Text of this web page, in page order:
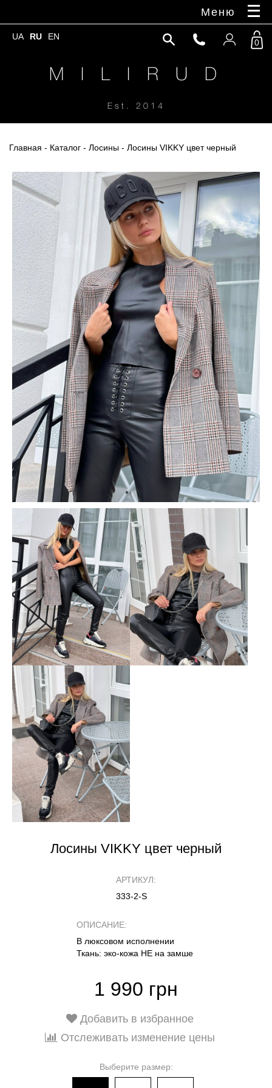
Меню
UA RU EN
M I L I R U D
Est. 2014
0
Главная - Каталог - Лосины - Лосины VIKKY цвет черный
Лосины VIKKY цвет черный
АРТИКУЛ:
333-2-S
ОПИСАНИЕ:
В люксовом исполнении
Ткань: эко-кожа НЕ на замше
1 990 грн
Добавить в избранное
Отслеживать изменение цены
Выберите размер: